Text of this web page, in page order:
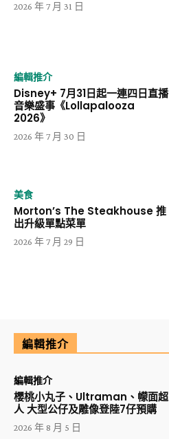
2026 年 7 月 31 日
編輯推介
Disney+ 7月31日起一連四日直播
音樂盛事《Lollapalooza
2026》
2026 年 7 月 30 日
美食
Morton’s The Steakhouse 推
出升級單點菜單
2026 年 7 月 29 日
編輯推介
編輯推介
櫻桃小丸子、Ultraman、幪面超
人 大型公仔及雕像登陸7仔預購
2026 年 8 月 5 日